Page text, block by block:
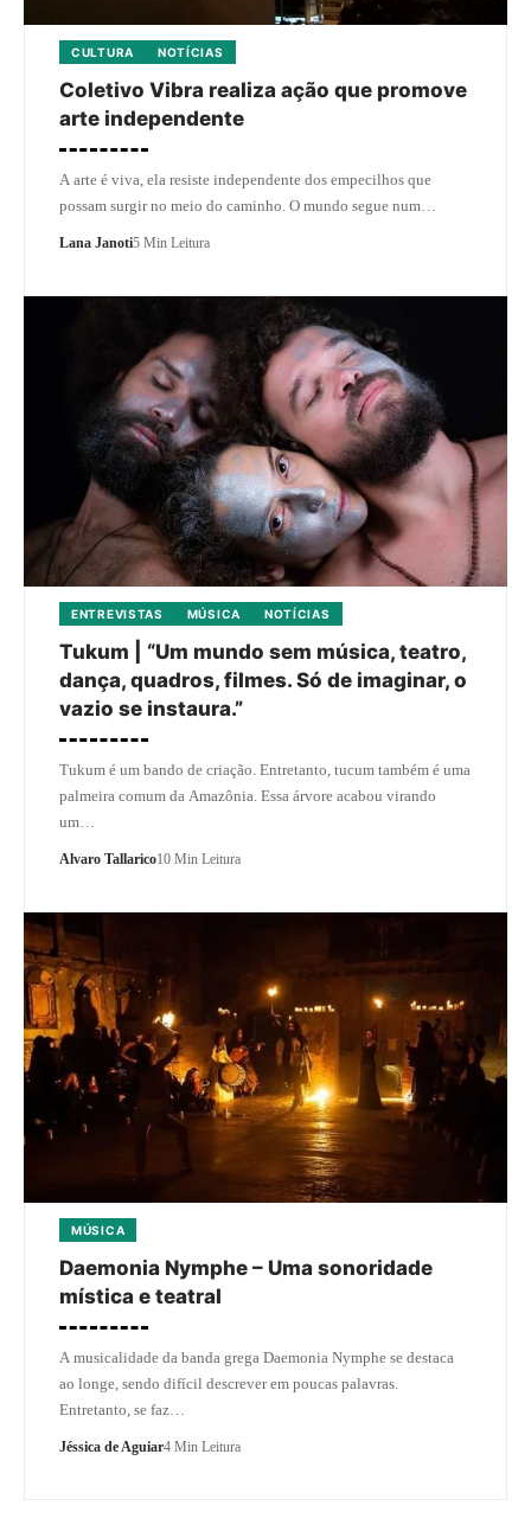
CULTURA NOTÍCIAS
Coletivo Vibra realiza ação que promove
arte independente
A arte é viva, ela resiste independente dos empecilhos que
possam surgir no meio do caminho. O mundo segue num…
Lana Janoti5 Min Leitura
ENTREVISTAS MÚSICA NOTÍCIAS
Tukum | “Um mundo sem música, teatro,
dança, quadros, filmes. Só de imaginar, o
vazio se instaura.”
Tukum é um bando de criação. Entretanto, tucum também é uma
palmeira comum da Amazônia. Essa árvore acabou virando
um…
Alvaro Tallarico10 Min Leitura
MÚSICA
Daemonia Nymphe – Uma sonoridade
mística e teatral
A musicalidade da banda grega Daemonia Nymphe se destaca
ao longe, sendo difícil descrever em poucas palavras.
Entretanto, se faz…
Jéssica de Aguiar4 Min Leitura